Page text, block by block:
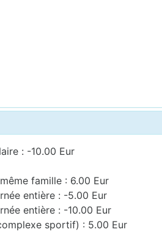
: -10.00 Eur
famille : 6.00 Eur
entière : -5.00 Eur
entière : -10.00 Eur
sportif) : 5.00 Eur